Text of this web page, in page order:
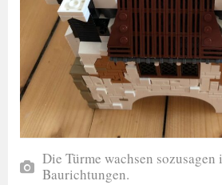
Die Türme wachsen sozusagen
Baurichtungen.